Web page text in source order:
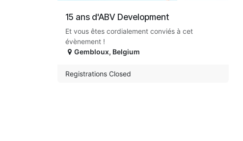
15 ans d'ABV Development
Et vous êtes cordialement conviés à cet
évènement !
Gembloux, Belgium
Registrations Closed